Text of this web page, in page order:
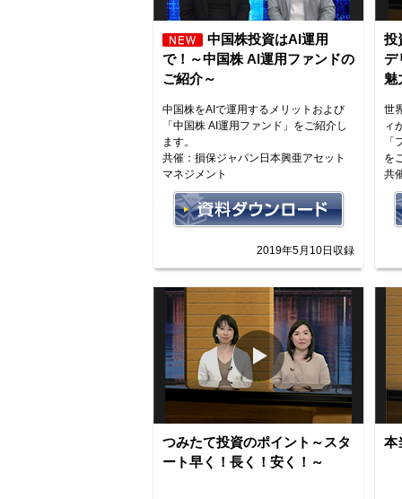
中国株投資はAI運用
で！～中国株 AI運用ファンドの
ご紹介～
中国株をAIで運用するメリットおよび
「中国株 AI運用ファンド」をご紹介し
ます。
共催：損保ジャパン日本興亜アセット
マネジメント
2019年5月10日収録
投
デ
魅
世
ィ
を
共
つみたて投資のポイント～スタ
ート早く！長く！安く！～
本